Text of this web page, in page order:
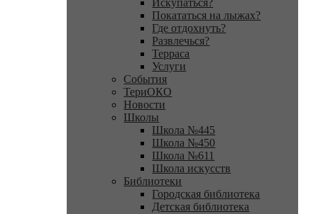
Искупаться?
Покататься на лыжах?
Где отдохнуть?
Развлечься?
Терраса
Услуги
События
ТериОКО
Новости
Школы
Школа №445
Школа №450
Школа №611
Школа искусств
Библиотеки
Городская библиотека
Детская библиотека